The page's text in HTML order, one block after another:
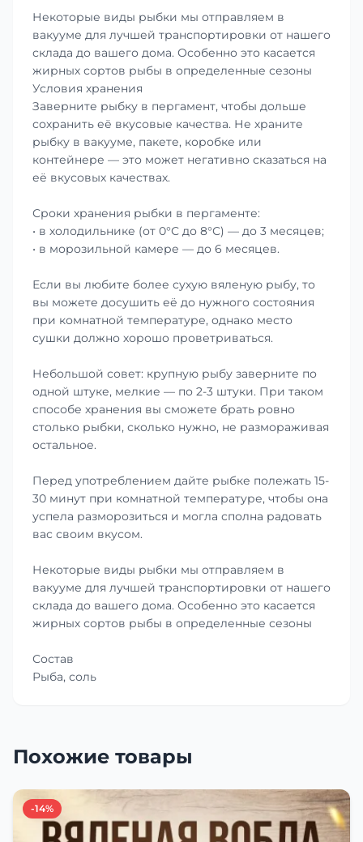
Некоторые виды рыбки мы отправляем в
вакууме для лучшей транспортировки от нашего
склада до вашего дома. Особенно это касается
жирных сортов рыбы в определенные сезоны
Условия хранения
Заверните рыбку в пергамент, чтобы дольше
сохранить её вкусовые качества. Не храните
рыбку в вакууме, пакете, коробке или
контейнере — это может негативно сказаться на
её вкусовых качествах.
Сроки хранения рыбки в пергаменте:
• в холодильнике (от 0°С до 8°С) — до 3 месяцев;
• в морозильной камере — до 6 месяцев.
Если вы любите более сухую вяленую рыбу, то
вы можете досушить её до нужного состояния
при комнатной температуре, однако место
сушки должно хорошо проветриваться.
Небольшой совет: крупную рыбу заверните по
одной штуке, мелкие — по 2-3 штуки. При таком
способе хранения вы сможете брать ровно
столько рыбки, сколько нужно, не размораживая
остальное.
Перед употреблением дайте рыбке полежать 15-
30 минут при комнатной температуре, чтобы она
успела разморозиться и могла сполна радовать
вас своим вкусом.
Некоторые виды рыбки мы отправляем в
вакууме для лучшей транспортировки от нашего
склада до вашего дома. Особенно это касается
жирных сортов рыбы в определенные сезоны
Состав
Рыба, соль
Похожие товары
-14%